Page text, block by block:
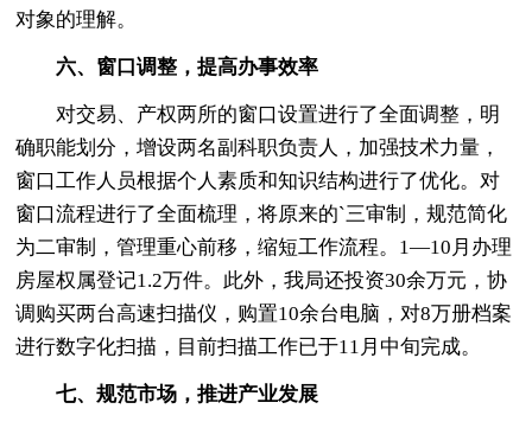
对象的理解。
六、窗口调整，提高办事效率
对交易、产权两所的窗口设置进行了全面调整，明
确职能划分，增设两名副科职负责人，加强技术力量，
窗口工作人员根据个人素质和知识结构进行了优化。对
窗口流程进行了全面梳理，将原来的`三审制，规范简化
为二审制，管理重心前移，缩短工作流程。1—10月办理
房屋权属登记1.2万件。此外，我局还投资30余万元，协
调购买两台高速扫描仪，购置10余台电脑，对8万册档案
进行数字化扫描，目前扫描工作已于11月中旬完成。
七、规范市场，推进产业发展